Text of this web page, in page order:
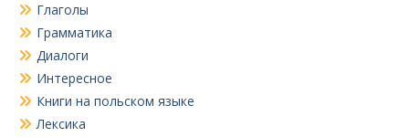
Глаголы
Грамматика
Диалоги
Интересное
Книги на польском языке
Лексика